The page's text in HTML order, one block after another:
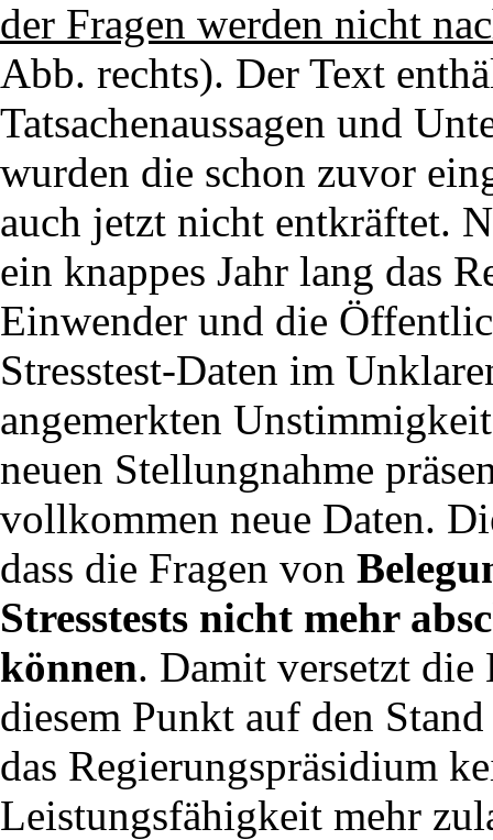
der Fragen werden nicht
Abb. rechts). Der Text
Tatsachenaussagen und
wurden die schon zuvor
auch jetzt nicht entkräftet.
ein knappes Jahr lang das
Einwender und die
Stresstest-Daten im
angemerkten
neuen Stellungnahme
vollkommen neue Daten.
dass die Fragen von
Stresstests nicht mehr
können. Damit versetzt die
diesem Punkt auf den
das Regierungspräsidium
Leistungsfähigkeit mehr